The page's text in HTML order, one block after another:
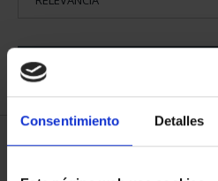
Consentimiento Detalles
1 Productos encontrados